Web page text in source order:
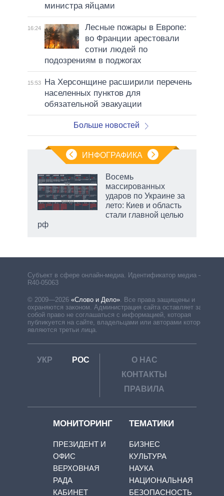
министра яйцами
16:24
Лесные пожары в Европе:
во Франции арестовали
сотни людей по
подозрениям в поджогах
15:53
На Херсонщине расширили перечень
населенных пунктов для
обязательной эвакуации
Больше новостей
ИНФОГРАФИКА
Восемь
массированных
ударов по Украине за
лето: Киев и область
стали главной целью
рф
Субъект в сфере онлайн-медиа. Идентификатор медиа –
R40-05063
© 2009—2026 «Слово и Дело». Все права защищены и
охраняются законом. Администрация сайта оставляет за
собой право не соглашаться с информацией, которая
публикуется на сайте, владельцами или авторами которой
являются третьи лица.
УКР РОС
О НАС
КОНТАКТЫ
ПРАВИЛА
МОНИТОРИНГ
ПРЕЗИДЕНТ И
ОФИС
ВЕРХОВНАЯ
РАДА
КАБИНЕТ
ТЕМАТИКИ
БИЗНЕС
КУЛЬТУРА
НАУКА
НАЦИОНАЛЬНАЯ
БЕЗОПАСНОСТЬ